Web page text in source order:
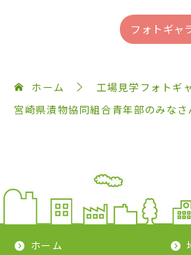
フォトギャ
ホーム
工場見学フォトギ
宮崎県漬物協同組合青年部のみなさ
ホーム